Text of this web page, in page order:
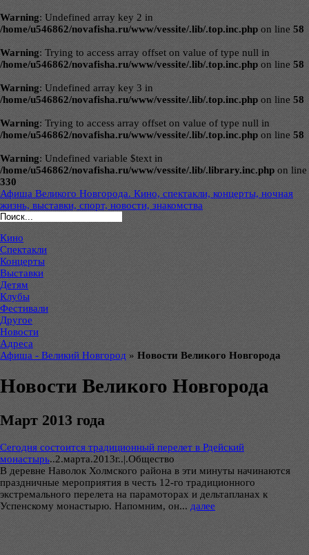
Warning: Undefined array key 2 in
/home/u546862/novafisha.ru/www/vessite/.lib/.top.inc.php on line 58
Warning: Trying to access array offset on value of type null in
/home/u546862/novafisha.ru/www/vessite/.lib/.top.inc.php on line 58
Warning: Undefined array key 3 in
/home/u546862/novafisha.ru/www/vessite/.lib/.top.inc.php on line 58
Warning: Trying to access array offset on value of type null in
/home/u546862/novafisha.ru/www/vessite/.lib/.top.inc.php on line 58
Warning: Undefined variable $text in
/home/u546862/novafisha.ru/www/vessite/.lib/.library.inc.php on line
330
Афиша Великого Новгорода. Кино, спектакли, концерты, ночная
жизнь, выставки, спорт, новости, знакомства
Кино
Спектакли
Концерты
Выставки
Детям
Клубы
Фестивали
Другое
Новости
Адреса
Афиша - Великий Новгород » Новости Великого Новгорода
Новости Великого Новгорода
Март 2013 года
Сегодня состоится традиционный перелет в Рдейский
монастырь..2.марта.2013г..|.Общество
В деревне Наволок Холмского района в эти минуты начинаются
праздничные мероприятия в честь 12-го традиционного
экстремального перелета на парамоторах и дельтапланах к
Успенскому монастырю. Напомним, он... далее